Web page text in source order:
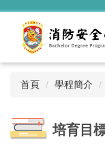
跳
內
首頁 學程簡介
培育目